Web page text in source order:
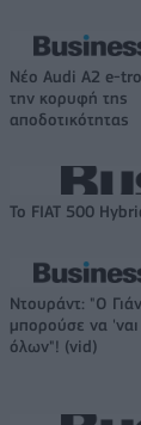
Νέο Audi A2 e-
την κορυφή της
αποδοτικότητας
Το FIAT 500
Ντουράντ: "Ο
μπορούσε να
όλων"! (vid)